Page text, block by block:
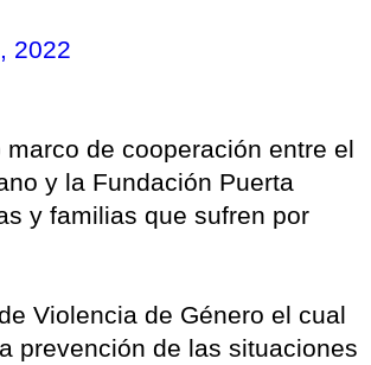
2022
de cooperación entre el
y la Fundación Puerta
y familias que sufren por
Violencia de Género el cual
prevención de las situaciones